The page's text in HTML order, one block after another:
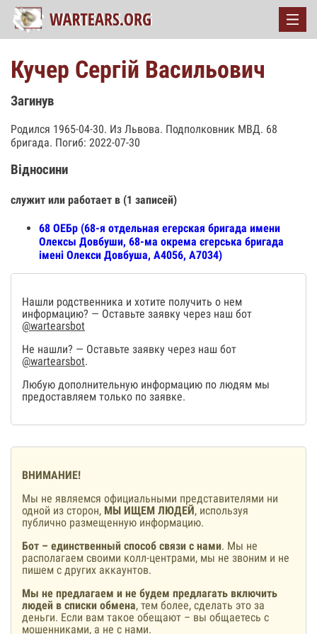
Кучер Сергій Васильович
Загинув
Родился 1965-04-30. Из Львова. Подполковник МВД. 68
бригада. Погиб: 2022-07-30
Відносини
служит или работает в (1 записей)
68 ОЕБр (68-я отдельная егерская бригада имени
Олексы Довбуши, 68-ма окрема єгерська бригада
імені Олекси Довбуша, А4056, А7034)
Нашли родственника и хотите получить о нем
информацию? — Оставьте заявку через наш бот
@wartearsbot
Не нашли? — Оставьте заявку через наш бот
@wartearsbot.
Любую дополнительную информацию по людям мы
предоставляем только по заявке.
ВНИМАНИЕ!
Мы не являемся официальными представителями ни
одной из сторон, МЫ ИЩЕМ ЛЮДЕЙ, используя
публично размещенную информацию.
Бот – единственный способ связи с нами. Мы не
располагаем своими колл-центрами, мы не звоним и не
пишем с других аккаунтов.
Мы не предлагаем и не будем предлагать включить
людей в списки обмена, тем более, сделать это за
деньги. Если вам такое обещают – вы общаетесь с
мошенниками, а не с нами.